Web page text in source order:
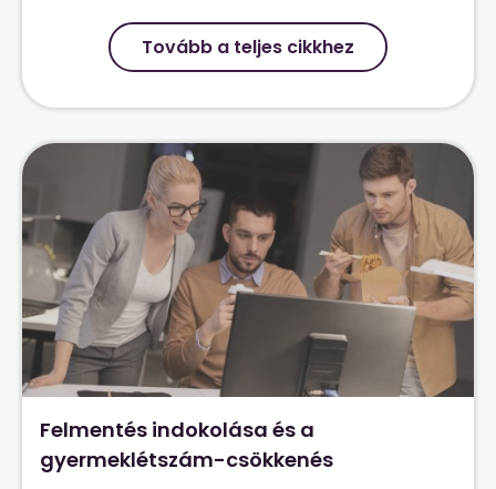
Tovább a teljes cikkhez
Felmentés indokolása és a
gyermeklétszám-csökkenés